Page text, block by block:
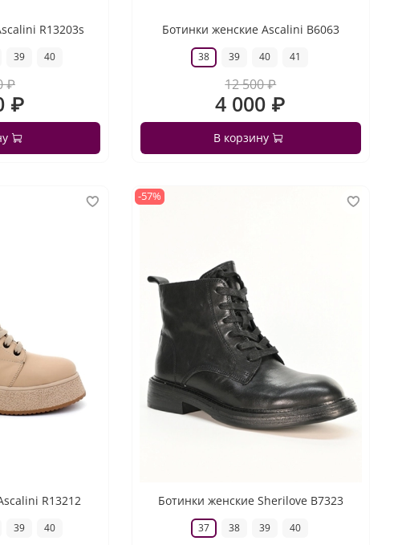
R13203s
39 40
₽
₽
Ботинки женские Ascalini B6063
38 39 40 41
12 500 ₽
4 000 ₽
В корзину
R13212
39 40
-57%
Ботинки женские Sherilove B7323
37 38 39 40